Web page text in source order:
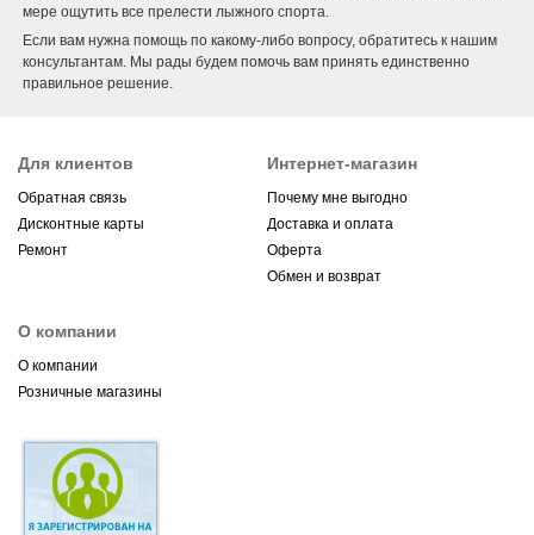
мере ощутить все прелести лыжного спорта.
Если вам нужна помощь по какому-либо вопросу, обратитесь к нашим
консультантам. Мы рады будем помочь вам принять единственно
правильное решение.
Для клиентов
Обратная связь
Дисконтные карты
Ремонт
Интернет-магазин
Почему мне выгодно
Доставка и оплата
Оферта
Обмен и возврат
О компании
О компании
Розничные магазины